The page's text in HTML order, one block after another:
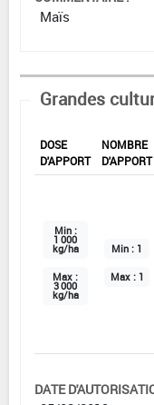
Maïs
Grandes
DOSE
D'APPORT
NOMBRE
D'APPORT
Min :
1 000
kg/ha
Max :
3 000
kg/ha
Min : 1
Max : 1
DATE